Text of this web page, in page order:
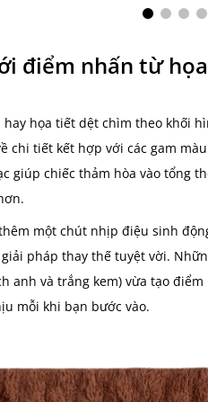
điểm nhấn từ
hay họa tiết dệt chìm theo khối
chi tiết kết hợp với các gam
giúp chiếc thảm hòa vào tổng
một chút nhịp điệu sinh
giải pháp thay thế tuyệt vời.
anh và trắng kem) vừa tạo
mỗi khi bạn bước vào.